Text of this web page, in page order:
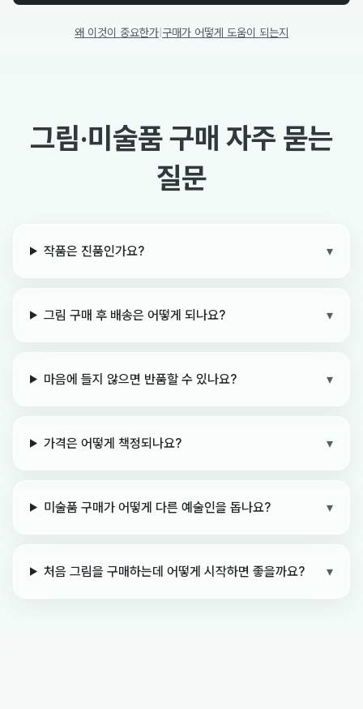
왜 이것이 중요한가 구매가 어떻게 도움이 되는지
그림·미술품 구매 자주 묻는
질문
작품은 진품인가요? ▾
그림 구매 후 배송은 어떻게 되나요? ▾
마음에 들지 않으면 반품할 수 있나요? ▾
가격은 어떻게 책정되나요? ▾
미술품 구매가 어떻게 다른 예술인을 돕나요? ▾
처음 그림을 구매하는데 어떻게 시작하면 좋을까요? ▾